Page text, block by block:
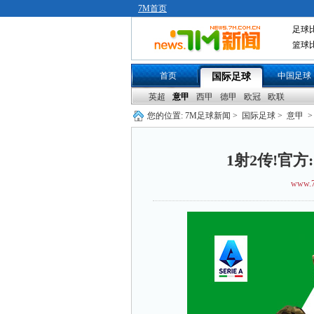
7M首页
足球
篮球
首页 国际足球 中国足球
英超 意甲 西甲 德甲 欧冠
欧联
您的位置: 7M足球新闻 > 国际足球 > 意甲 >
1射2传!官